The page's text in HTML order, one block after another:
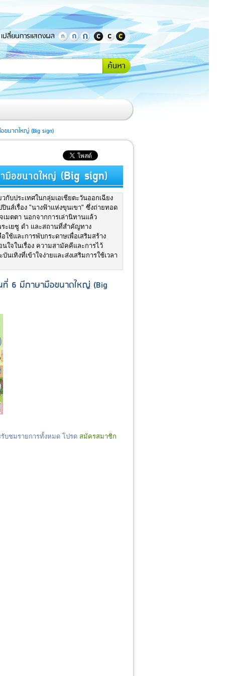
หา
กรอกคำ
หรือ
ข้อความ
ต้องการ
ค้นหา
เปลี่ยนการแสดงผล
นาดใหญ่ (Big sign)
มือขนาดใหญ่ (Big sign)
กับประเทศในกลุ่มเอเชียตะวันออกเฉียง
ส์เรื่อง "นางฟ้าแห่งขุนเขา" ซึ่งถ่ายทอด
มตตา นอกจากการเล่านิทานแล้ว
ะเยซู ดำ และสถานที่สำคัญทาง
ช้และการพับกระดาษเพื่อเสริมสร้าง
ใจในเรื่อง ความสามัคคีและการไว้
ทิงที่เข้าใจง่ายและส่งเสริมการใช้เวลา
6 มีภาษามือขนาดใหญ่ (Big
บชมรายการทั้งหมด โปรด สมัครสมาชิก